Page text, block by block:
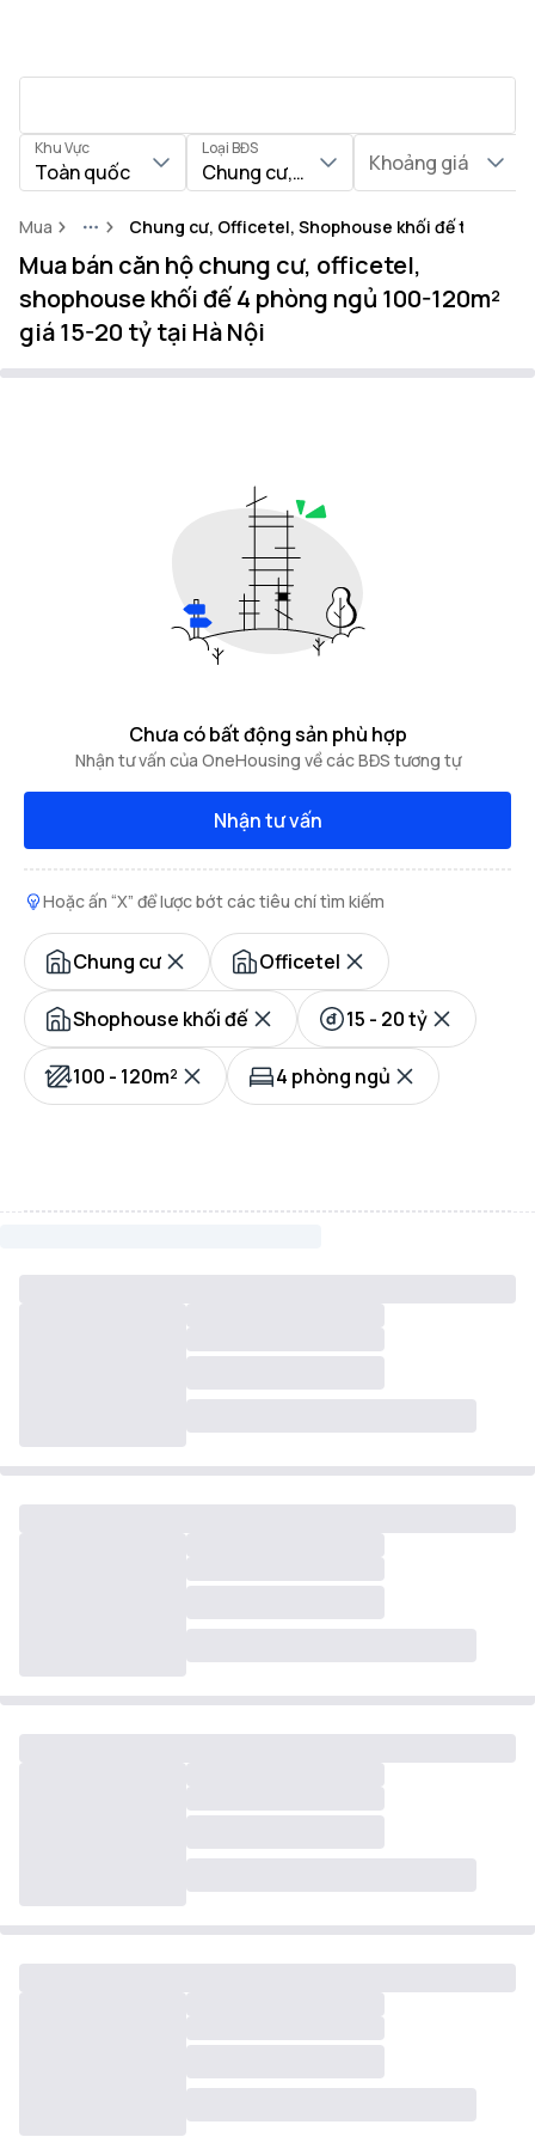
Khu Vực
Toàn quốc
Loại BĐS
Chung cư, Officetel, Shophouse khối
Khoảng giá
Mua MoreChung cư, Officetel, Shophouse khối đế tại
Mua bán căn hộ chung cư, officetel,
shophouse khối đế 4 phòng ngủ 100-120m²
giá 15-20 tỷ tại Hà Nội
Chưa có bất động sản phù hợp
Nhận tư vấn của OneHousing về các BĐS tương tự
Nhận tư vấn
Hoặc ấn “X” để lược bớt các tiêu chí tìm kiếm
Chung cư Officetel
Shophouse khối đế 15 - 20 tỷ
100 - 120m² 4 phòng ngủ